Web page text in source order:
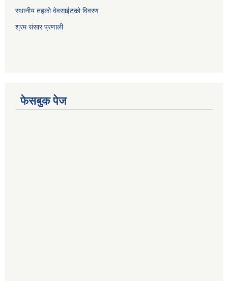
स्थानीय तहको वेवसाईटको विवरण
श्रम संसार प्रणाली
फेसबुक पेज